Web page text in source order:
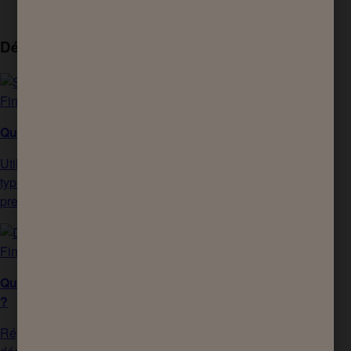
Découvrez ce dont votre peau a besoin
Quel est votre type de peau ?
Utilisez notre outil pour découvrir votre
type de peau et comprendre comment en
prendre soin au quotidien.
Quel déodorant est fait pour vous
?
Répondez aux questions pour